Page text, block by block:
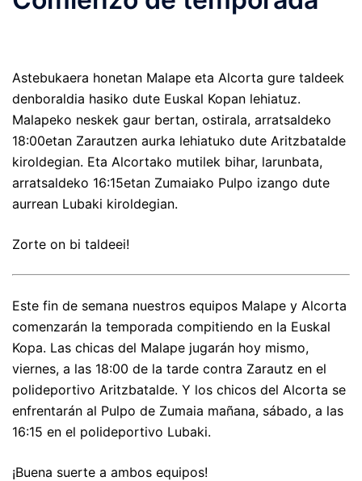
Astebukaera honetan Malape eta Alcorta gure taldeek
denboraldia hasiko dute Euskal Kopan lehiatuz.
Malapeko neskek gaur bertan, ostirala, arratsaldeko
18:00etan Zarautzen aurka lehiatuko dute Aritzbatalde
kiroldegian. Eta Alcortako mutilek bihar, larunbata,
arratsaldeko 16:15etan Zumaiako Pulpo izango dute
aurrean Lubaki kiroldegian.
Zorte on bi taldeei!
Este fin de semana nuestros equipos Malape y Alcorta
comenzarán la temporada compitiendo en la Euskal
Kopa. Las chicas del Malape jugarán hoy mismo,
viernes, a las 18:00 de la tarde contra Zarautz en el
polideportivo Aritzbatalde. Y los chicos del Alcorta se
enfrentarán al Pulpo de Zumaia mañana, sábado, a las
16:15 en el polideportivo Lubaki.
¡Buena suerte a ambos equipos!